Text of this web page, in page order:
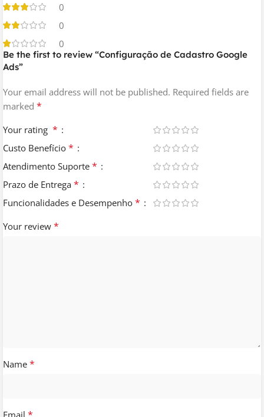
0
0
0
Be the first to review “Configuração de Cadastro Google
Ads”
Your email address will not be published. Required fields are
marked *
Your rating *
Custo Benefício *
Atendimento Suporte *
Prazo de Entrega *
Funcionalidades e Desempenho *
Your review *
Name *
Email